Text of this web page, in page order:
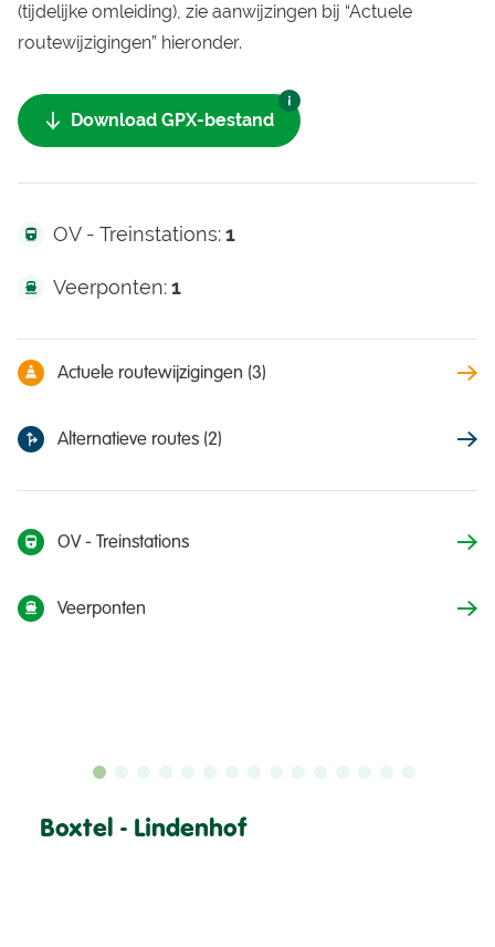
(tijdelijke omleiding), zie aanwijzingen bij “Actuele
routewijzigingen” hieronder.
Download GPX-bestand
OV - Treinstations:1
Veerponten:1
Actuele routewijzigingen (3)
Alternatieve routes (2)
OV - Treinstations
Veerponten
Boxtel - Lindenhof